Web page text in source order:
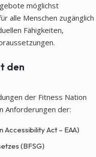
möglichst
alle Menschen zugänglich
Fähigkeiten,
den
der Fitness Nation
Anforderungen der:
Act – EAA)
(BFSG)